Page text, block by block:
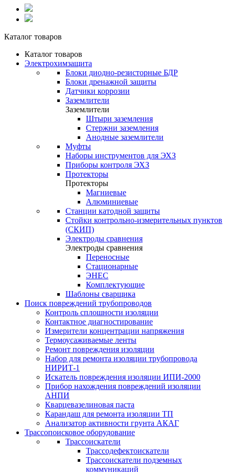
Каталог товаров
Каталог товаров
Электрохимзащита
Блоки диодно-резисторные БДР
Блоки дренажной защиты
Датчики коррозии
Заземлители
Заземлители
Штыри заземления
Стержни заземления
Анодные заземлители
Муфты
Наборы инструментов для ЭХЗ
Приборы контроля ЭХЗ
Протекторы
Протекторы
Магниевые
Алюминиевые
Станции катодной защиты
Стойки контрольно-измерительных пунктов
(СКИП)
Электроды сравнения
Электроды сравнения
Переносные
Стационарные
ЭНЕС
Комплектующие
Шаблоны сварщика
Поиск повреждений трубопроводов
Контроль сплошности изоляции
Контактное диагностирование
Измерители концентрации напряжения
Термоусаживаемые ленты
Ремонт повреждения изоляции
Набор для ремонта изоляции трубопровода
НИРИТ-1
Искатель повреждения изоляции ИПИ-2000
Прибор нахождения повреждений изоляции
АНПИ
Кварцевазелиновая паста
Карандаш для ремонта изоляции ТП
Анализатор активности грунта АКАГ
Трассопоисковое оборудование
Трассоискатели
Трассодефектоискатели
Трассоискатели подземных
коммуникаций